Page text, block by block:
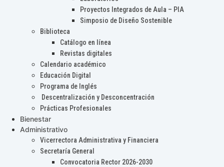
Proyectos Integrados de Aula – PIA
Simposio de Diseño Sostenible
Biblioteca
Catálogo en línea
Revistas digitales
Calendario académico
Educación Digital
Programa de Inglés
Descentralización y Desconcentración
Prácticas Profesionales
Bienestar
Administrativo
Vicerrectora Administrativa y Financiera
Secretaría General
Convocatoria Rector 2026-2030